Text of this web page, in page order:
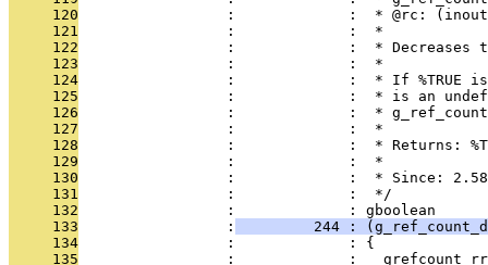
     120
:             :  * @rc:
     121
                 :             :  *
     122
:             :  * Decreases
     123
                 :             :  *
     124
:             :  * If %TRUE
     125
:             :  * is an
     126
:             :  *
     127
                 :             :  *
     128
:             :  * Returns:
     129
                 :             :  *
     130
                 :             :  * Since: 2.58
     131
                 :             :  */
     132
                 :             : gboolean
     133
                 :
244 :
     134
                 :             : {
     135
:             :   grefcount